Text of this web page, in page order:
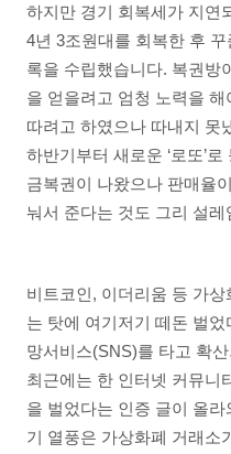
하지만 경기 회복세가 지연
4년 3조원대를 회복한 후
록을 수립했습니다. 복권방
을 얻을려고 엄청 노력을
따려고 하였으나 따내지 못
하반기부터 새로운 ‘로또’
금복권이 나왔으나 판매율
눠서 준다는 것도 그리 설
비트코인, 이더리움 등 가
는 탓에 여기저기 떼돈 벌
망서비스(SNS)를 타고 확
최근에는 한 인터넷 커뮤니
을 벌었다는 인증 글이 올
기 열풍은 가상화폐 거래소